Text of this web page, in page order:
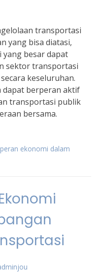
transportasi
yang bisa diatasi,
besar dapat
sektor transportasi
keseluruhan.
dapat berperan aktif
transportasi publik
bersama.
peran ekonomi dalam